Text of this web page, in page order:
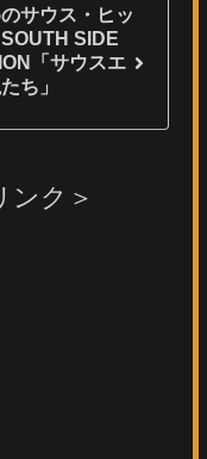
のサウス・ヒッ
SIDE
「サウスエ
ち」
ンク＞